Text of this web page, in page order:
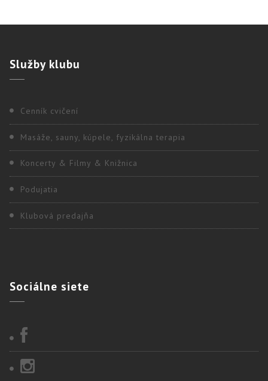
Službyklubu
Cenník cvičení
Masáže, sauny, kúpele, fyzikálna terapia
Koncerty & Filmy & Knižnica
Podujatia
Klubová predajňa
Sociálne siete